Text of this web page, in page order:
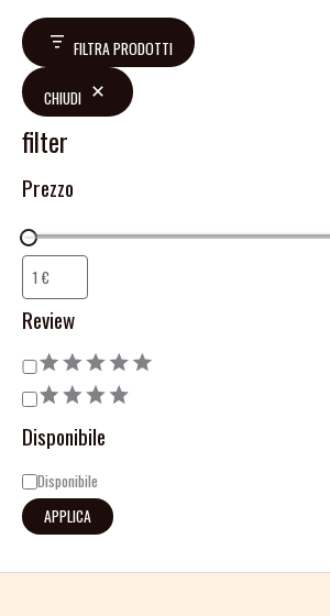
FILTRA PRODOTTI
CHIUDI
filter
Prezzo
Review
Disponibile
Disponibile
APPLICA